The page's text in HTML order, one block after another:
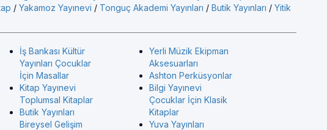
/ Yakamoz Yayınevi / Tonguç Akademi Yayınları / Butik Yayınları / Yitik
İş Bankası Kültür
Yayınları Çocuklar
İçin Masallar
Kitap Yayınevi
Toplumsal Kitaplar
Butik Yayınları
Bireysel Gelişim
Yerli Müzik Ekipman
Aksesuarları
Ashton Perküsyonlar
Bilgi Yayınevi
Çocuklar İçin Klasik
Kitaplar
Yuva Yayınları